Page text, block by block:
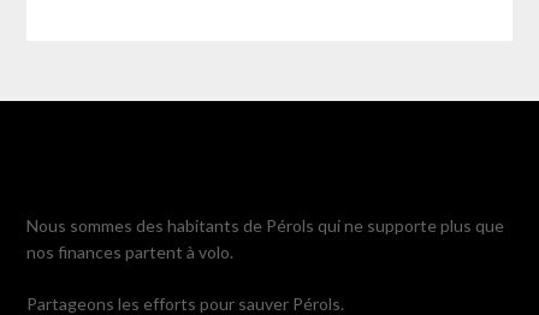
Nous sommes des habitants de Pérols qui ne supporte plus que
nos finances partent à volo.
Partageons les efforts pour sauver Pérols.